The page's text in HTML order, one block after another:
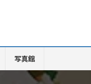
写真館